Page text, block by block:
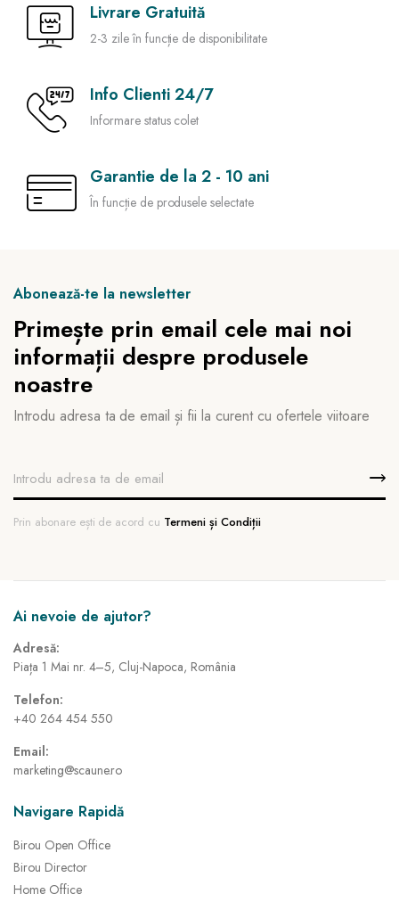
Livrare Gratuită
2-3 zile în funcție de disponibilitate
Info Clienti 24/7
Informare status colet
Garantie de la 2 - 10 ani
În funcție de produsele selectate
Abonează-te la newsletter
Primește prin email cele mai noi
informații despre produsele
noastre
Introdu adresa ta de email și fii la curent cu ofertele viitoare
Prin abonare ești de acord cu Termeni și Condiții
Ai nevoie de ajutor?
Adresă:
Piața 1 Mai nr. 4–5, Cluj-Napoca, România
Telefon:
+40 264 454 550
Email:
marketing@scaune.ro
Navigare Rapidă
Birou Open Office
Birou Director
Home Office